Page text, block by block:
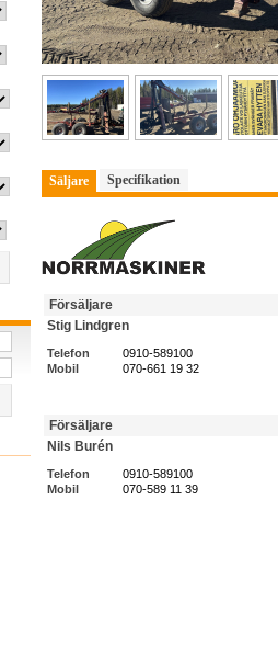
Säljare Specifikation
Försäljare
Stig Lindgren
Telefon
0910-589100
Mobil
070-661 19 32
Försäljare
Nils Burén
Telefon
0910-589100
Mobil
070-589 11 39